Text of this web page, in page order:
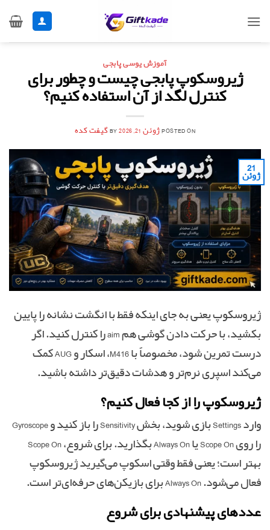
آموزش یوسی پابجی
ژیروسکوپ پابجی چیست و چطور برای
کنترل لگد از آن استفاده کنیم؟
POSTED ONژوئن 21, 2026 BYگیفت کده
21
ژوئن
ژیروسکوپ یعنی به جای اینکه فقط با انگشت نشانه را پایین
بکشید، با حرکت دادن گوشی هم aim را کنترل کنید. اگر
درست تمرین شود، مخصوصاً با M416، اسکار و AUG کمک
می‌کند اسپری نرم‌تر و هدشات دقیق‌تر داشته باشید.
ژیروسکوپ را از کجا فعال کنیم؟
وارد Settings بازی شوید، بخش Sensitivity را باز کنید و Gyroscope
را روی Scope On یا Always On بگذارید. برای شروع، Scope On
بهتر است؛ یعنی فقط وقتی اسکوپ می‌گیرید ژیروسکوپ
فعال می‌شود. Always On برای بازیکن‌های حرفه‌ای‌تر است.
عددهای پیشنهادی برای شروع